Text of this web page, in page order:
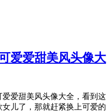
爱爱甜美风头像大
爱甜美风头像大全，看到这
儿了，那就赶紧换上可爱的